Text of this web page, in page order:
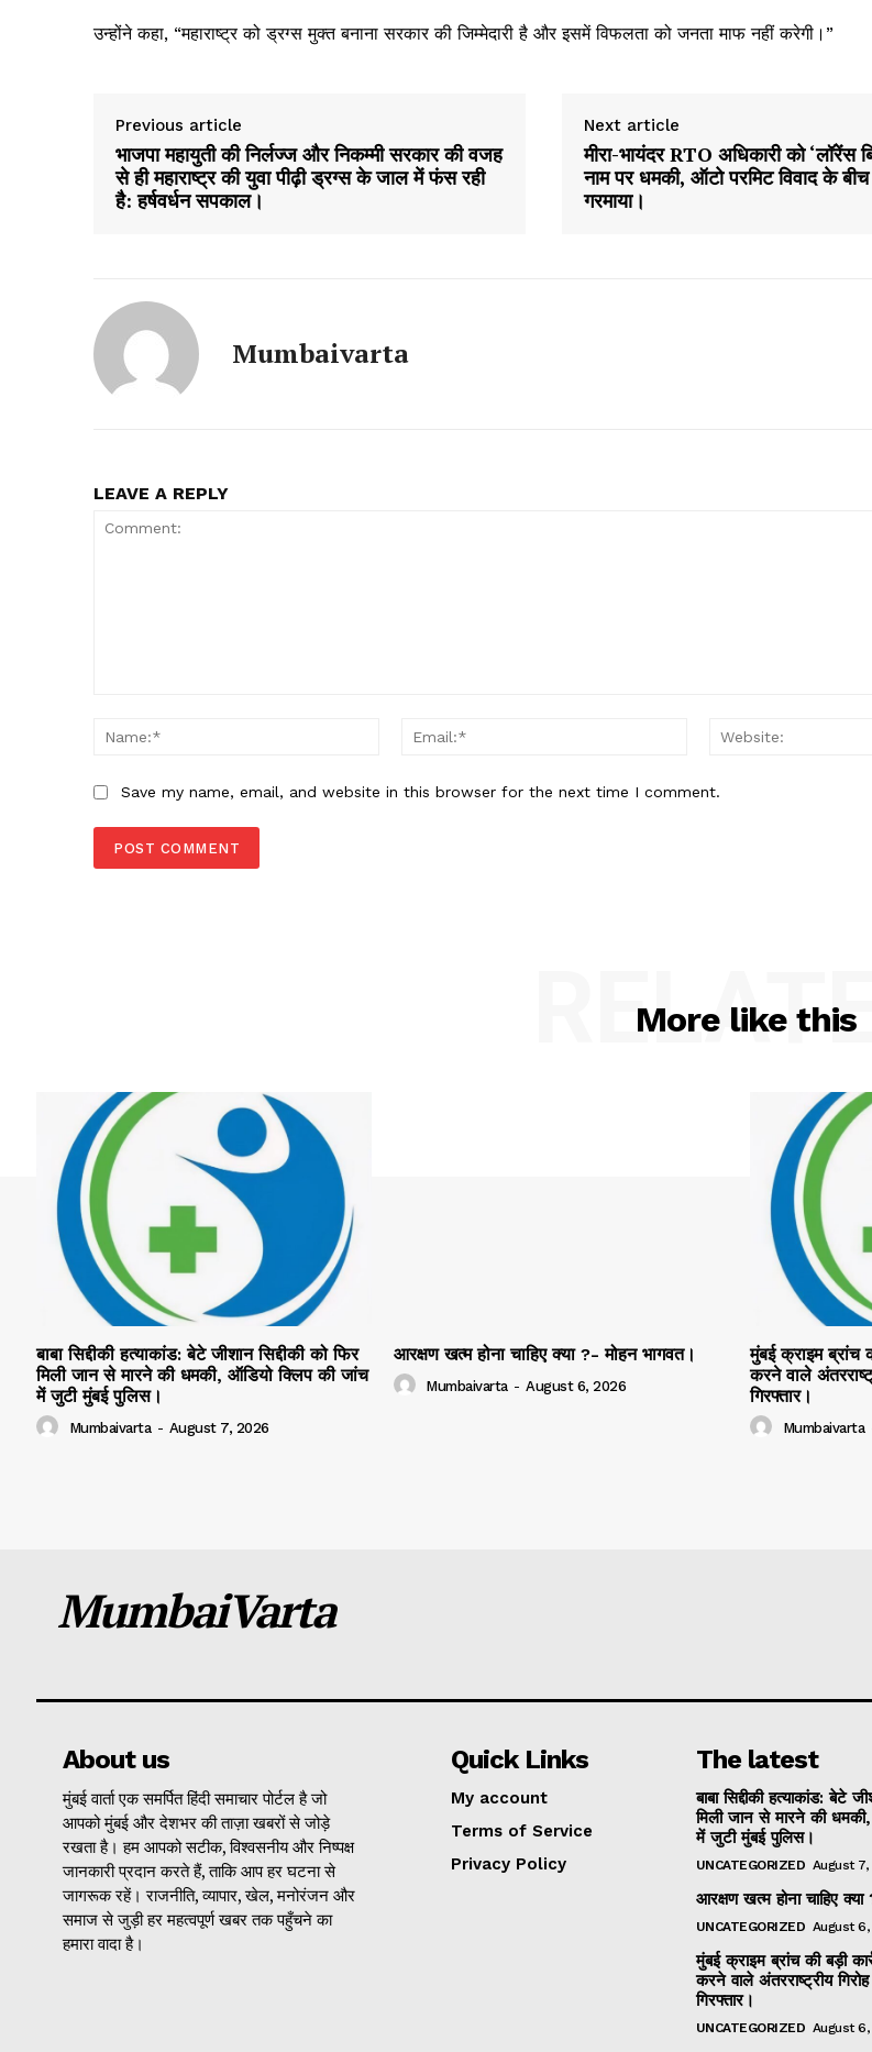
उन्होंने कहा, “महाराष्ट्र को ड्रग्स मुक्त बनाना सरकार की जिम्मेदारी है और इसमें विफलता को जनता माफ नहीं करेगी।”
Previous article
भाजपा महायुती की निर्लज्ज और निकम्मी सरकार की वजह
से ही महाराष्ट्र की युवा पीढ़ी ड्रग्स के जाल में फंस रही
है: हर्षवर्धन सपकाल।
Next article
मीरा-भायंदर RTO अधिकारी को ‘लॉरेंस
नाम पर धमकी, ऑटो परमिट विवाद के बीच
गरमाया।
Mumbaivarta
LEAVE A REPLY
Name:*
Email:*
Save my name, email, and website in this browser for the next time I comment.
More like this
बाबा सिद्दीकी हत्याकांड: बेटे जीशान सिद्दीकी को फिर
मिली जान से मारने की धमकी, ऑडियो क्लिप की जांच
में जुटी मुंबई पुलिस।
Mumbaivarta - August 7, 2026
आरक्षण खत्म होना चाहिए क्या ?- मोहन भागवत।
Mumbaivarta - August 6, 2026
मुंबई क्राइम ब्रांच
करने वाले
गिरफ्तार।
Mumbaivarta
MumbaiVarta
About us
मुंबई वार्ता एक समर्पित हिंदी समाचार पोर्टल है जो
आपको मुंबई और देशभर की ताज़ा खबरों से जोड़े
रखता है। हम आपको सटीक, विश्वसनीय और निष्पक्ष
जानकारी प्रदान करते हैं, ताकि आप हर घटना से
जागरूक रहें। राजनीति, व्यापार, खेल, मनोरंजन और
समाज से जुड़ी हर महत्वपूर्ण खबर तक पहुँचने का
हमारा वादा है।
Quick Links
My account
Terms of Service
Privacy Policy
The latest
बाबा सिद्दीकी हत्याकांड: बेटे
मिली जान से मारने की
में जुटी मुंबई पुलिस।
UNCATEGORIZED August 7,
आरक्षण खत्म होना चाहिए
UNCATEGORIZED August
मुंबई क्राइम ब्रांच की बड़ी
करने वाले अंतरराष्ट्रीय
गिरफ्तार।
UNCATEGORIZED August